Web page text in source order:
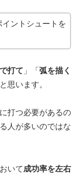
ントシュートを
打て 」「 弧を描く
思います。
打つ必要があるの
人が多いのではな
いて成功率を左右